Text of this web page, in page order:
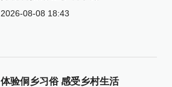
2026-08-08 18:43
体验侗乡习俗 感受乡村生活